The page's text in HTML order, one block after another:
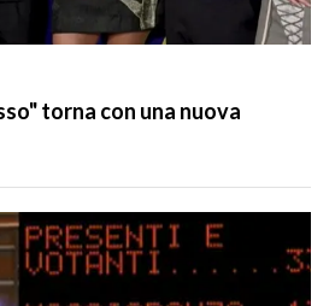
torna con una nuova